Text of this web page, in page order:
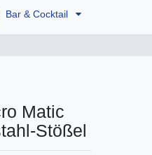
Bar & Cocktail
Matic
Stößel